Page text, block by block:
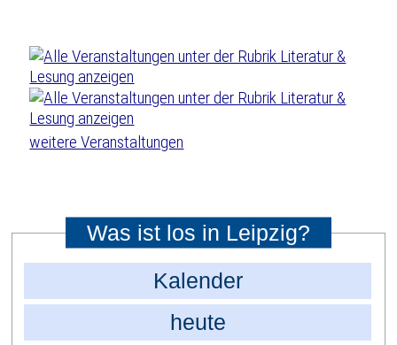
weitere Veranstaltungen
Was ist los in Leipzig?
Kalender
heute